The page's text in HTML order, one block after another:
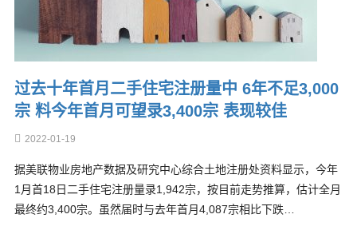
过去十年首月二手住宅注册量中 6年不足3,000
宗 料今年首月可望录3,400宗 表现较佳
2022-01-19
据美联物业房地产数据及研究中心综合土地注册处资料显示，今年
1月首18日二手住宅注册量录1,942宗，按目前走势推算，估计全月
最终约3,400宗。虽然届时与去年首月4,087宗相比下跌…